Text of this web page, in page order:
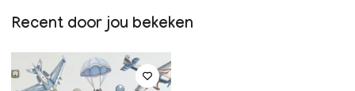
Recent door jou bekeken